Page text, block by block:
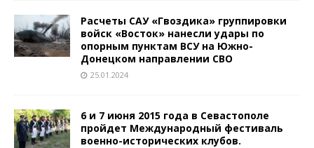
Расчеты САУ «Гвоздика» группировки
войск «Восток» нанесли удары по
опорным пунктам ВСУ на Южно-
Донецком направлении СВО
25.01.2024
6 и 7 июня 2015 года в Севастополе
пройдет Международный фестиваль
военно-исторических клубов.